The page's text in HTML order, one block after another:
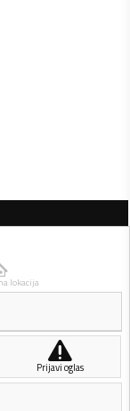
lokacija
Prijavi oglas